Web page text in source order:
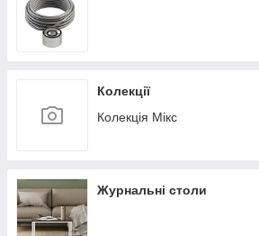
Колекції
Колекція Мікс
Журнальні столи